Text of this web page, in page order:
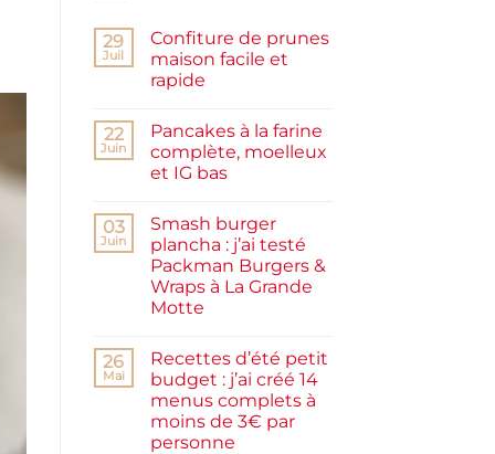
29
Juil
Confiture de prunes
maison facile et
rapide
sur
Confiture
de
prunes
et
rapide
22
Juin
Pancakes à la farine
complète, moelleux
et IG bas
sur
Pancakes
à
la
farine
complète,
moelleux
bas
03
Juin
Smash burger
plancha : j’ai testé
Packman Burgers &
Wraps à La Grande
Motte
sur
Smash
burger
plancha :
j’ai
testé
Packman
26
Mai
Recettes d’été petit
budget : j’ai créé 14
menus complets à
moins de 3€ par
personne